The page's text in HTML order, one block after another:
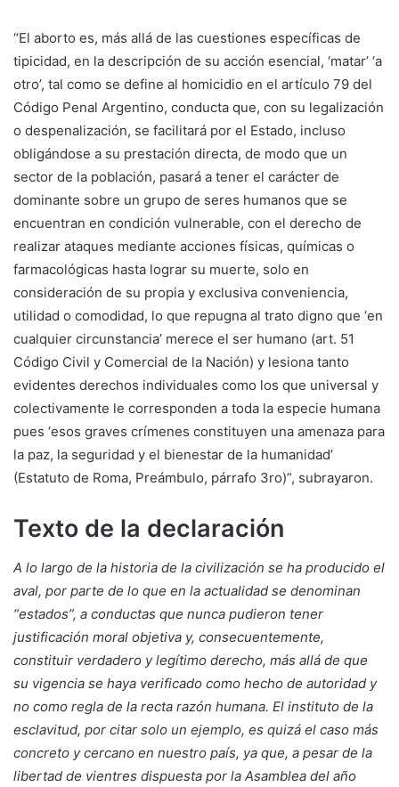
“El aborto es, más allá de las cuestiones específicas de
tipicidad, en la descripción de su acción esencial, ‘matar’ ‘a
otro’, tal como se define al homicidio en el artículo 79 del
Código Penal Argentino, conducta que, con su legalización
o despenalización, se facilitará por el Estado, incluso
obligándose a su prestación directa, de modo que un
sector de la población, pasará a tener el carácter de
dominante sobre un grupo de seres humanos que se
encuentran en condición vulnerable, con el derecho de
realizar ataques mediante acciones físicas, químicas o
farmacológicas hasta lograr su muerte, solo en
consideración de su propia y exclusiva conveniencia,
utilidad o comodidad, lo que repugna al trato digno que ‘en
cualquier circunstancia’ merece el ser humano (art. 51
Código Civil y Comercial de la Nación) y lesiona tanto
evidentes derechos individuales como los que universal y
colectivamente le corresponden a toda la especie humana
pues ‘esos graves crímenes constituyen una amenaza para
la paz, la seguridad y el bienestar de la humanidad’
(Estatuto de Roma, Preámbulo, párrafo 3ro)”, subrayaron.
Texto de la declaración
A lo largo de la historia de la civilización se ha producido el
aval, por parte de lo que en la actualidad se denominan
“estados”, a conductas que nunca pudieron tener
justificación moral objetiva y, consecuentemente,
constituir verdadero y legítimo derecho, más allá de que
su vigencia se haya verificado como hecho de autoridad y
no como regla de la recta razón humana. El instituto de la
esclavitud, por citar solo un ejemplo, es quizá el caso más
concreto y cercano en nuestro país, ya que, a pesar de la
libertad de vientres dispuesta por la Asamblea del año